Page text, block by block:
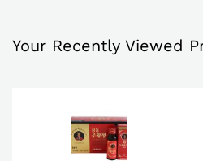
Your Recently Viewed